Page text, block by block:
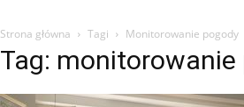
Strona główna Tagi Monitorowanie pogody
Tag: monitorowanie